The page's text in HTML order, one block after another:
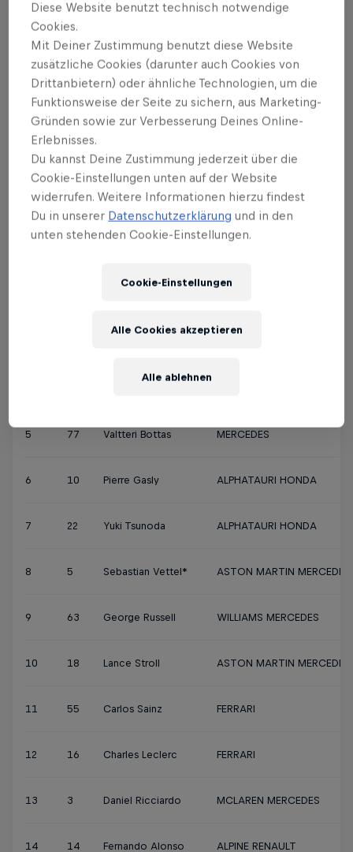
Großer Preis von Österreich 2021:
Qualifying
*Achtung: Das ist nicht die Startaufstellung, weil
Sebastian Vettel um 3 Plätze von 8 auf 11 nach
hinten strafversetzt wird.
POS. FAHRER
5 77 Valtteri Bottas MERCEDES
6 10 Pierre Gasly ALPHATAURI HONDA
7 22 Yuki Tsunoda ALPHATAURI HONDA
8 5 Sebastian Vettel* ASTON MARTIN MERCEDES
9 63 George Russell WILLIAMS MERCEDES
10 18 Lance Stroll ASTON MARTIN MERCEDES
11 55 Carlos Sainz FERRARI
12 16 Charles Leclerc FERRARI
13 3 Daniel Ricciardo MCLAREN MERCEDES
14 14 Fernando Alonso ALPINE RENAULT
Diese Website benutzt technisch notwendige
Cookies.
Mit Deiner Zustimmung benutzt diese Website
zusätzliche Cookies (darunter auch Cookies von
Drittanbietern) oder ähnliche Technologien, um die
Funktionsweise der Seite zu sichern, aus Marketing-
Gründen sowie zur Verbesserung Deines Online-
Erlebnisses.
Du kannst Deine Zustimmung jederzeit über die
Cookie-Einstellungen unten auf der Website
widerrufen. Weitere Informationen hierzu findest
Du in unserer Datenschutzerklärung und in den
unten stehenden Cookie-Einstellungen.
Cookie-Einstellungen
Alle ablehnen
Alle Cookies akzeptieren